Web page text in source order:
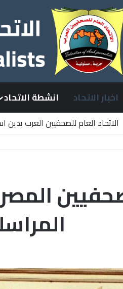
اخبار الاتحاد انشطة الاتحاد
الاتحاد العام للصحفيين العرب يدين